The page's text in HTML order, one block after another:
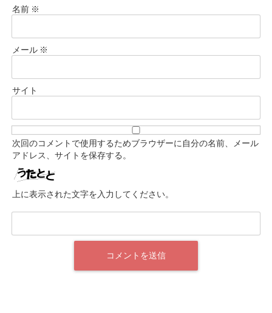
名前 ※
メール ※
サイト
次回のコメントで使用するためブラウザーに自分の名前、メール
アドレス、サイトを保存する。
上に表示された文字を入力してください。